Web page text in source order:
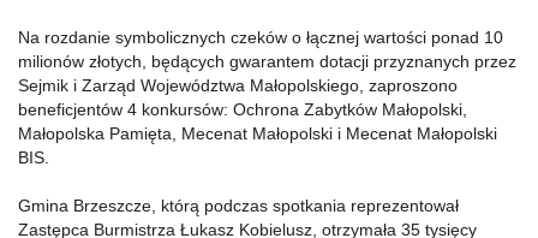
Na rozdanie symbolicznych czeków o łącznej wartości ponad 10
milionów złotych, będących gwarantem dotacji przyznanych przez
Sejmik i Zarząd Województwa Małopolskiego, zaproszono
beneficjentów 4 konkursów: Ochrona Zabytków Małopolski,
Małopolska Pamięta, Mecenat Małopolski i Mecenat Małopolski
BIS.
Gmina Brzeszcze, którą podczas spotkania reprezentował
Zastępca Burmistrza Łukasz Kobielusz, otrzymała 35 tysięcy